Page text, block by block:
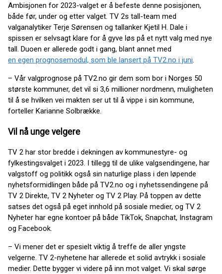
Ambisjonen for 2023-valget er å befeste denne posisjonen,
både før, under og etter valget. TV 2s tall-team med
valganalytiker Terje Sørensen og tallanker Kjetil H. Dale i
spissen er selvsagt klare for å gyve løs på et nytt valg med nye
tall. Duoen er allerede godt i gang, blant annet med
en egen prognosemodul, som ble lansert på TV2.no i juni.
– Vår valgprognose på TV2.no gir dem som bor i Norges 50
største kommuner, det vil si 3,6 millioner nordmenn, muligheten
til å se hvilken vei makten ser ut til å vippe i sin kommune,
forteller Karianne Solbrække.
Vil nå unge velgere
TV 2 har stor bredde i dekningen av kommunestyre- og
fylkestingsvalget i 2023. I tillegg til de ulike valgsendingene, har
valgstoff og politikk også sin naturlige plass i den løpende
nyhetsformidlingen både på TV2.no og i nyhetssendingene på
TV 2 Direkte, TV 2 Nyheter og TV 2 Play. På toppen av dette
satses det også på eget innhold på sosiale medier, og TV 2
Nyheter har egne kontoer på både TikTok, Snapchat, Instagram
og Facebook.
– Vi mener det er spesielt viktig å treffe de aller yngste
velgerne. TV 2-nyhetene har allerede et solid avtrykk i sosiale
medier. Dette bygger vi videre på inn mot valget. Vi skal sørge